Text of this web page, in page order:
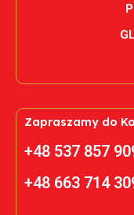
Zapraszamy do
+48 537 857
+48 663 714